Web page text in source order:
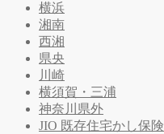
横浜
湘南
西湘
県央
川崎
横須賀・三浦
神奈川県外
JIO 既存住宅かし保険